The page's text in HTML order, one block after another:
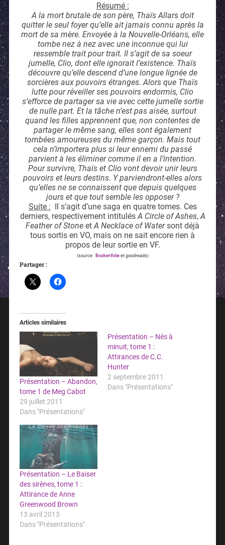
Résumé :
A la mort brutale de son père, Thaïs Allars doit
quitter le seul foyer qu’elle ait jamais connu après la
mort de sa mère. Envoyée à la Nouvelle-Orléans, elle
tombe nez à nez avec une inconnue qui lui
ressemble trait pour trait. Il s’agit de sa soeur
jumelle, Clio, dont elle ignorait l’existence. Thaïs
découvre qu’elle descend d’une longue lignée de
sorcières aux pouvoirs étranges. Alors que Thaïs
lutte pour réveiller ses pouvoirs endormis, Clio
s’efforce de partager sa vie avec cette jumelle sortie
de nulle part. Et la tâche n’est pas aisée, surtout
quand les filles apprennent que, non contentes de
partager le même sang, elles sont également
tombées amoureuses du même garçon. Mais tout
cela n’importera plus si leur ennemi du passé
parvient à les éliminer comme il en a l’intention.
Pour survivre, Thaïs et Clio vont devoir unir leurs
pouvoirs et leurs destins. Y parviendront-elles alors
qu’elles ne se connaissent que depuis quelques
jours et que tout semble les opposer ?
Suite : Il s’agit d’une saga en quatre tomes. Ces
derniers, respectivement intitulés A Circle of Ashes, A
Feather of Stone et A Necklace of Watersont déjà
tous sortis en VO, mais on ne sait encore rien à
propos de leur sortie en VF.
(source : Bookenfolieet goodreads)
Partager :
Articles similaires
Présentation – Abandon,
tome 1 de Meg Cabot
29 juillet 2011
Dans "Présentations"
Présentation – Nés à
minuit, tome 1 :
Attirances de C.C.
Hunter
2 septembre 2011
Dans "Présentations"
Présentation – Le Baiser
des sirènes, tome 1 :
Attirance de Anne
Greenwood Brown
13 avril 2013
Dans "Présentations"